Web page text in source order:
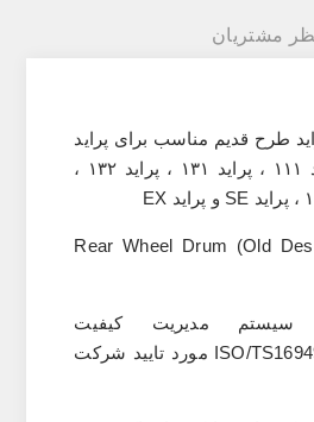
مشتریان
طرح قدیم مناسب برای پراید
، پراید وانت ، پراید ۱۱۱ ، پراید ۱۳۱ ، پراید ۱۳۲ ،
Rear Wheel Drum (Old
مدیریت کیفیت
ISO/ مورد تایید شرکت